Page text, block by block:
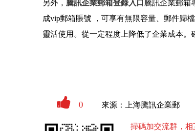
另外， 騰訊企業郵箱登錄入口 騰訊企業郵箱
成vip郵箱賬號 ，可享有無限容量、郵件歸
靈活使用。從一定程度上降低了企業成本。
0 來源：上海騰訊企業郵
掃碼加交流群，